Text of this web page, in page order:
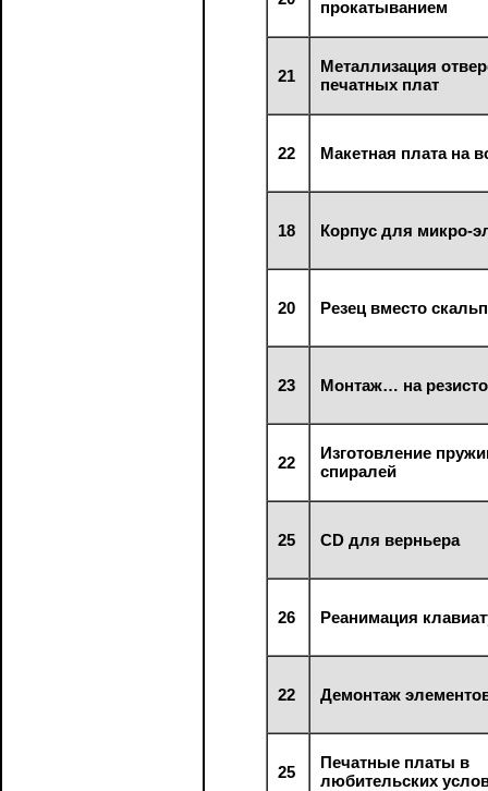
прокатыванием
21
Металлизация
печатных плат
22 Макетная плата на
18 Корпус для микро-
20 Резец вместо
23 Монтаж… на
22
Изготовление
спиралей
25 CD для верньера
26 Реанимация
22 Демонтаж
25
Печатные платы в
любительских